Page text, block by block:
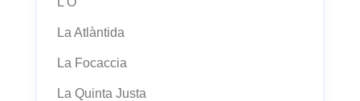
La Atlàntida
La Focaccia
La Quinta Justa